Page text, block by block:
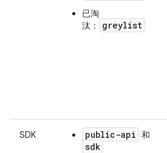
已淘
汰：
greylist
SDK public-api 和
sdk